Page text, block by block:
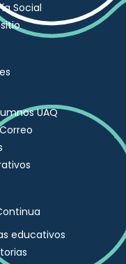
Social
UAQ
educativos